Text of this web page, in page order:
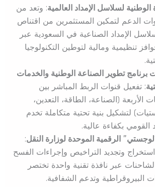
الوطنية لسلاسل الإمداد العالمية: وتعد من
الدعم لتمكين المستثمرين من اقتناص
الإمداد الصناعية في السعودية عبر
تنظيمية ومالية لتوطين التكنولوجيا
تطوير الصناعة الوطنية والخدمات
: تفعيل قنوات الربط المباشر بين
الأربعة (الصناعة، الطاقة، التعدين،
لتشكيل بنية تحتية متكاملة تخدم
القومي بكفاءة عالية.
الرقمية الموحدة لوزارة النقل:
وتجديد التراخيص وإجراءات الفسح
عبر نافذة تقنية واحدة تختصر
البيروقراطية وتدعم الشفافية.